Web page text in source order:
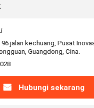
96 jalan kechuang, Pusat
Guangdong, Cina.
Hubungi sekarang